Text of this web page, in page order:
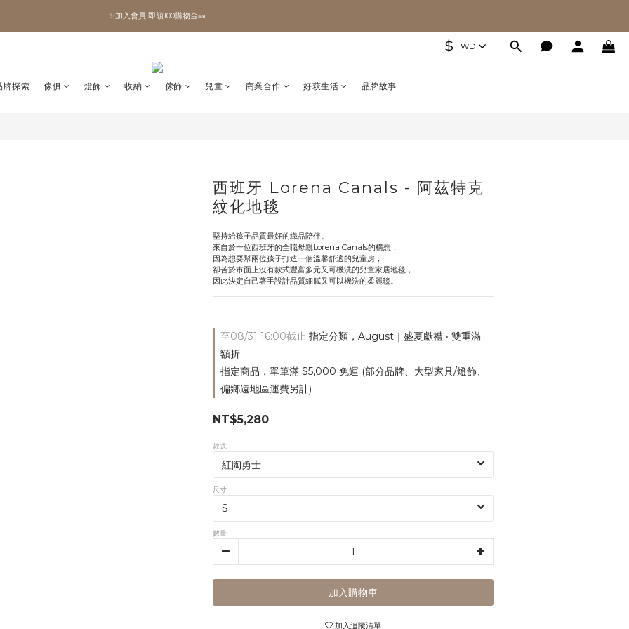
✨加入會員 即領100購物金🎫
✨加入會員 即領100購物金🎫
$ TWD
牌探索 傢俱 燈飾 收納 傢飾 兒童 商業合作 好萩生活 品牌故事
西班牙 Lorena Canals - 阿茲特克
紋化地毯
堅持給孩子品質最好的織品陪伴。
來自於一位西班牙的全職母親Lorena Canals的構想，
因為想要幫兩位孩子打造一個溫馨舒適的兒童房，
卻苦於市面上沒有款式豐富多元又可機洗的兒童家居地毯，
因此決定自己著手設計品質細膩又可以機洗的柔麗毯。
至08/31 16:00截止 指定分類，August｜盛夏獻禮 ‧ 雙重滿
額折
指定商品，單筆滿 $5,000 免運 (部分品牌、大型家具/燈飾、
偏鄉遠地區運費另計)
NT$5,280
款式
尺寸
數量
加入購物車
加入追蹤清單